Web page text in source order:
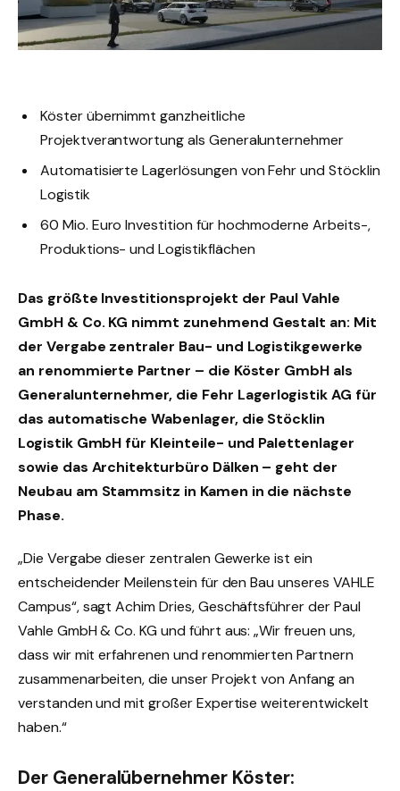
Köster übernimmt ganzheitliche
Projektverantwortung als Generalunternehmer
Automatisierte Lagerlösungen von Fehr und Stöcklin
Logistik
60 Mio. Euro Investition für hochmoderne Arbeits-,
Produktions- und Logistikflächen
Das größte Investitionsprojekt der Paul Vahle
GmbH & Co. KG nimmt zunehmend Gestalt an: Mit
der Vergabe zentraler Bau- und Logistikgewerke
an renommierte Partner – die Köster GmbH als
Generalunternehmer, die Fehr Lagerlogistik AG für
das automatische Wabenlager, die Stöcklin
Logistik GmbH für Kleinteile- und Palettenlager
sowie das Architekturbüro Dälken – geht der
Neubau am Stammsitz in Kamen in die nächste
Phase.
„Die Vergabe dieser zentralen Gewerke ist ein
entscheidender Meilenstein für den Bau unseres VAHLE
Campus“, sagt Achim Dries, Geschäftsführer der Paul
Vahle GmbH & Co. KG und führt aus: „Wir freuen uns,
dass wir mit erfahrenen und renommierten Partnern
zusammenarbeiten, die unser Projekt von Anfang an
verstanden und mit großer Expertise weiterentwickelt
haben.“
Der Generalübernehmer Köster: